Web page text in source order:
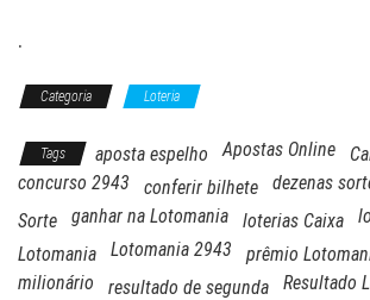
.
Categoria Loteria
Tags aposta espelho Apostas Online
concurso 2943
conferir bilhete dezenas
Sorte
ganhar na Lotomania loterias Caixa
Lotomania
Lotomania 2943 prêmio
milionário
resultado de segunda
Resultado